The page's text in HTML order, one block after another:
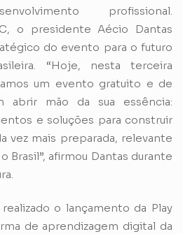
profissional.
o presidente Aécio Dantas
do evento para o futuro
“Hoje, nesta terceira
um evento gratuito e de
abrir mão da sua essência:
e soluções para construir
vez mais preparada, relevante
Brasil”, afirmou Dantas durante
o lançamento da Play
de aprendizagem digital da